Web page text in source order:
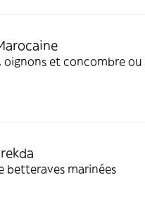
oignons et concombre
betteraves marinées